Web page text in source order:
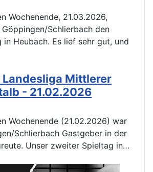
Wochenende, 21.03.2026,
Schlierbach den
Heubach. Es lief sehr gut, und
Mittlerer
- 21.02.2026
Wochenende (21.02.2026) war
Schlierbach Gastgeber in der
Unser zweiter Spieltag in…